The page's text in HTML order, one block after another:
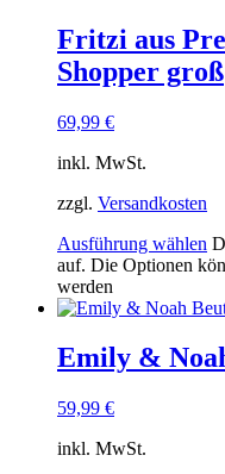
Fritzi aus
Shopper groß
69,99 €
inkl. MwSt.
zzgl. Versandkosten
Ausführung wählen
auf. Die Optionen
werden
Emily &
59,99 €
inkl. MwSt.